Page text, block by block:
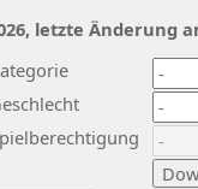
letzte Änderung